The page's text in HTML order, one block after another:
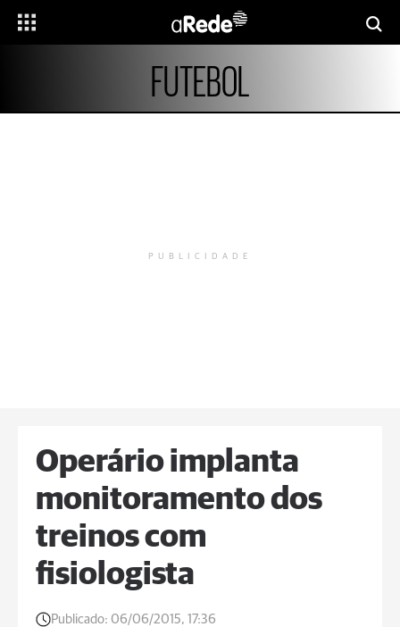
FUTEBOL
PUBLICIDADE
Operário implanta
monitoramento dos
treinos com
fisiologista
Publicado: 06/06/2015, 17:36